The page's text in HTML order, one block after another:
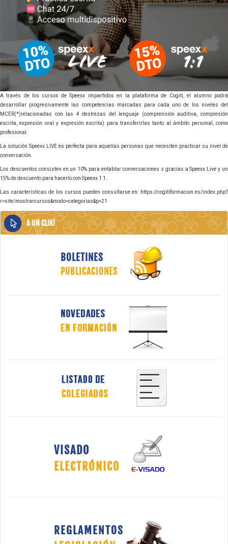
A través de los cursos de Speexx impartidos en la plataforma de Cogiti, el alumno podrá
desarrollar progresivamente las competencias marcadas para cada uno de los niveles del
MCER(*)relacionadas con las 4 destrezas del lenguaje (comprensión auditiva, compresión
escrita, expresión oral y expresión escrita) para transferirlas tanto al ámbito personal, como
profesional.
La solución Speexx LIVE es perfecta para aquellas personas que necesiten practicar su nivel de
conversación.
Los descuentos consisten en un 10% para entablar conversaciones s gracias a Speexx Live y un
15% de descuento para hacerlo con Speexx 1:1.
Las características de los cursos pueden consultarse en: https://cogitiformacion.es/index.php?
r=site/mostrarcursos&modo=categorias&p=21
A UN CLIK!